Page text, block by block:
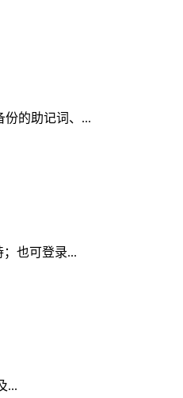
份的助记词、...
也可登录...
...